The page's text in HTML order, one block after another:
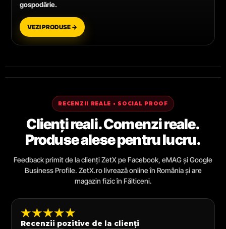
gospodărie.
VEZI PRODUSE →
RECENZII REALE • SOCIAL PROOF
Clienți reali. Comenzi reale.
Produse alese pentru lucru.
Feedback primit de la clienți ZetX pe Facebook, eMAG și Google
Business Profile. ZetX.ro livrează online în România și are
magazin fizic în Fălticeni.
★★★★★
Recenzii pozitive de la clienți